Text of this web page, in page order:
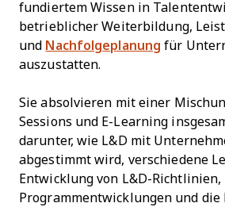
fundiertem Wissen in
betrieblicher Weiterbildung,
und Nachfolgeplanung für
auszustatten.
Sie absolvieren mit einer
Sessions und E-Learning
darunter, wie L&D mit
abgestimmt wird, verschiedene
Entwicklung von L&D-Richtlinien,
Programmentwicklungen und die